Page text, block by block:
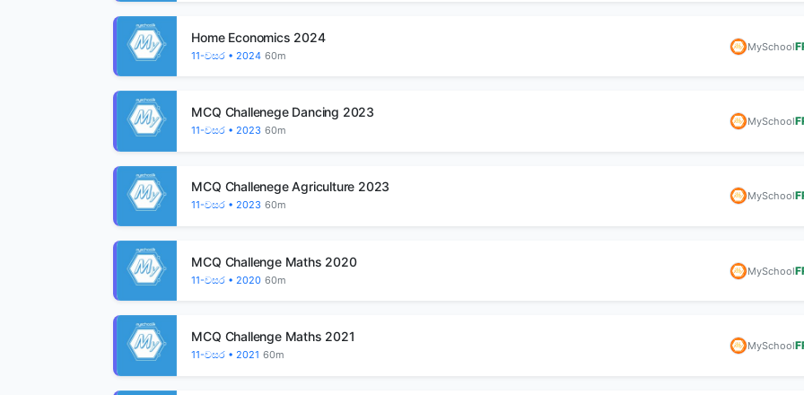
Home Economics 2024
11-වසර • 2024 60m
MySchool
MCQ Challenege Dancing 2023
11-වසර • 2023 60m
MySchool
MCQ Challenege Agriculture 2023
11-වසර • 2023 60m
MySchool
MCQ Challenge Maths 2020
11-වසර • 2020 60m
MySchool
MCQ Challenge Maths 2021
11-වසර • 2021 60m
MySchool